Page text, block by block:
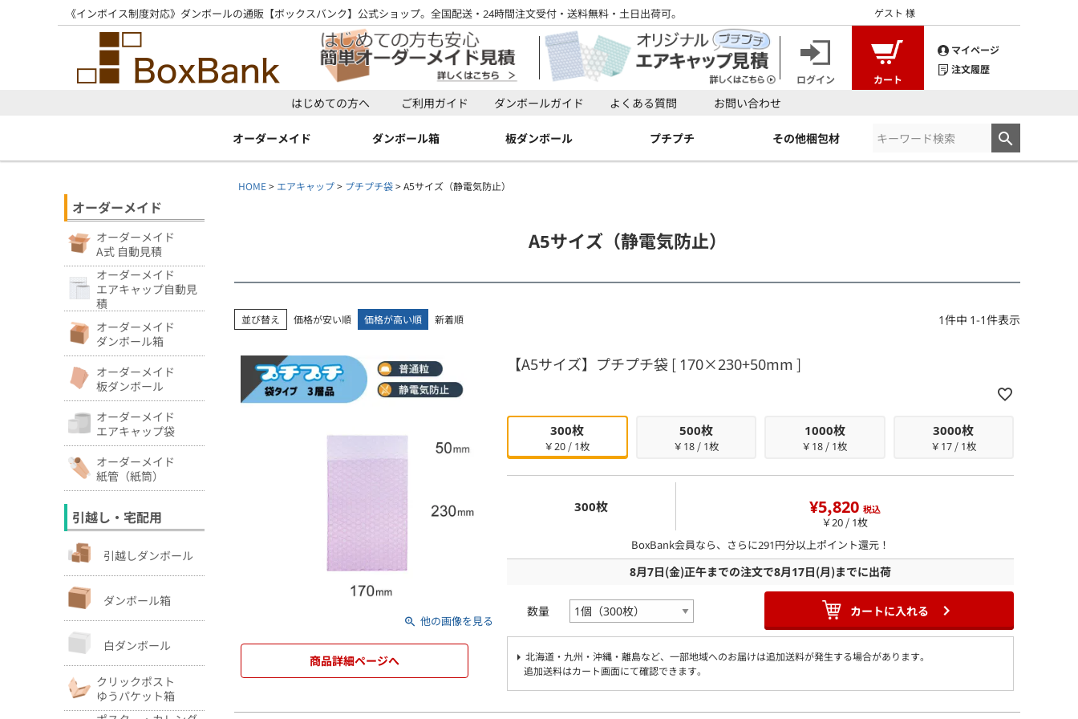
《インボイス制度対応》ダンボールの通販【ボックスバンク】公式ショップ。全国配送・24時間注文受付・送料無料・土日出荷可。 ゲスト 様
ログイン カート
マイページ
注文履歴
はじめての方へ ご利用ガイド ダンボールガイド よくある質問 お問い合わせ
オーダーメイド ダンボール箱 板ダンボール プチプチ その他梱包材
検索
オーダーメイド
オーダーメイド
A式 自動見積
オーダーメイド
エアキャップ自動見
積
オーダーメイド
ダンボール箱
オーダーメイド
板ダンボール
オーダーメイド
エアキャップ袋
オーダーメイド
紙管（紙筒）
引越し・宅配用
引越しダンボール
ダンボール箱
白ダンボール
クリックポスト
ゆうパケット箱
HOME エアキャップ プチプチ袋 A5サイズ（静電気防止）
A5サイズ（静電気防止）
並び替え 価格が安い順 価格が高い順 新着順 1件中 1-1件表示
他の画像を見る
商品詳細ページへ
【A5サイズ】プチプチ袋 [ 170×230+50mm ]
300枚
￥20 / 1枚
500枚
￥18 / 1枚
1000枚
￥18 / 1枚
3000枚
￥17 / 1枚
300枚 ¥5,820 税込
￥20 / 1枚
BoxBank会員なら、さらに291円分以上ポイント還元！
8月7日(金)正午までの注文で8月17日(月)までに出荷
数量 カートに入れる
北海道・九州・沖縄・離島など、一部地域へのお届けは追加送料が発生する場合があります。
追加送料はカート画面にて確認できます。